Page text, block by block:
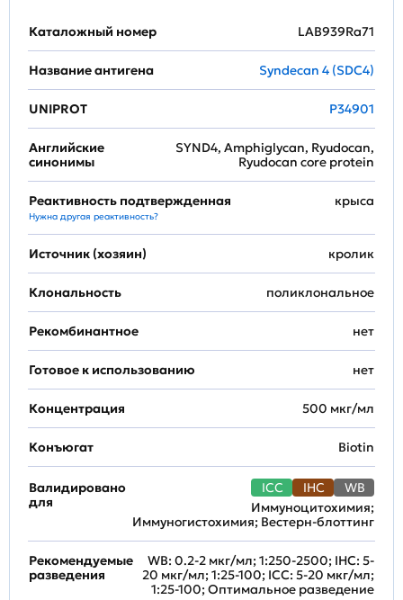
Каталожный номер LAB939Ra71
Название антигена Syndecan 4 (SDC4)
UNIPROT P34901
Английские
синонимы
SYND4, Amphiglycan, Ryudocan,
Ryudocan core protein
Реактивность подтвержденная
Нужна другая реактивность?
крыса
Источник (хозяин) кролик
Клональность поликлональное
Рекомбинантное нет
Готовое к использованию нет
Концентрация 500 мкг/мл
Конъюгат Biotin
Валидировано
для
ICC IHC
WB
Иммуноцитохимия;
Иммуногистохимия; Вестерн-блоттинг
Рекомендуемые
разведения
WB: 0.2-2 мкг/мл; 1:250-2500; IHC: 5-
20 мкг/мл; 1:25-100; ICC: 5-20 мкг/мл;
1:25-100; Оптимальное разведение